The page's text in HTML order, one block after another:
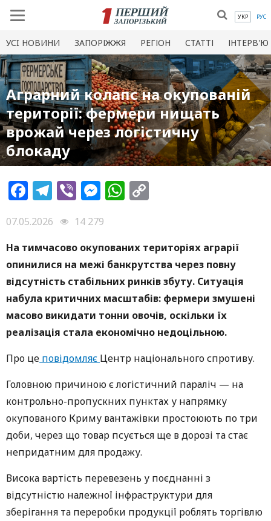
УКР РУС
УСI НОВИНИ ЗАПОРІЖЖЯ РЕГІОН СТАТТІ ІНТЕРВ'Ю
Аграрний колапс на окупованій
території: фермери нищать
врожай через логістичну
блокаду
Facebook
Telegram
ViberMessenger
WhatsApp
07.05.2026
14 279
На тимчасово окупованих територіях аграрії
опинилися на межі банкрутства через повну
відсутність стабільних ринків збуту. Ситуація
набула критичних масштабів: фермери змушені
масово викидати тонни овочів, оскільки їх
реалізація стала економічно недоцільною.
Про це повідомляє Центр національного спротиву.
Головною причиною є логістичний параліч — на
контрольно-пропускних пунктах у напрямку
окупованого Криму вантажівки простоюють по три
доби, через що товар псується ще в дорозі та стає
непридатним для продажу.
Висока вартість перевезень у поєднанні з
відсутністю належної інфраструктури для
зберігання та переробки продукції роблять торгівлю